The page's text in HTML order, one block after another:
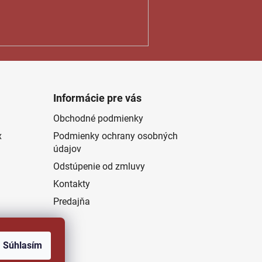
Súhlasím
Informácie pre vás
Obchodné podmienky
Podmienky ochrany osobných
údajov
Odstúpenie od zmluvy
Kontakty
Predajňa